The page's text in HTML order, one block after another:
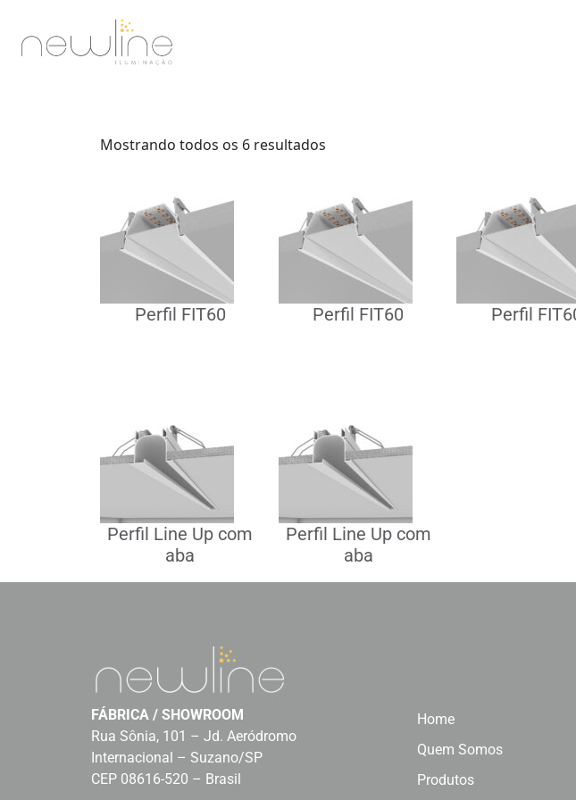
Mostrando todos os 6 resultados
Perfil FIT60 Perfil FIT60 Perfil
Perfil Line Up com
aba
Perfil Line Up com
aba
FÁBRICA / SHOWROOM
Rua Sônia, 101 – Jd. Aeródromo
Internacional – Suzano/SP
CEP 08616-520 – Brasil
Home
Quem Somos
Produtos